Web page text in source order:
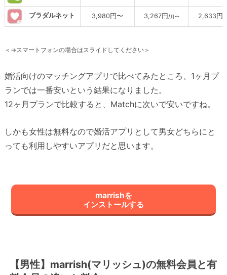
ブラダルネット 3,980円〜 3,267円/月〜 2,633円/
＜→スマートフォンの場合はスライドしてください＞
婚活向けのマッチングアプリで比べてみたところ、1ヶ月プ
ランでは一番安いという結果になりました。
12ヶ月プランで比較すると、Matchに次いで安いですね。
しかも女性は無料なので婚活アプリとして男女どちらにと
っても利用しやすいアプリだと思います。
marrishを
インストールする
【男性】marrish(マリッシュ)の無料会員と有